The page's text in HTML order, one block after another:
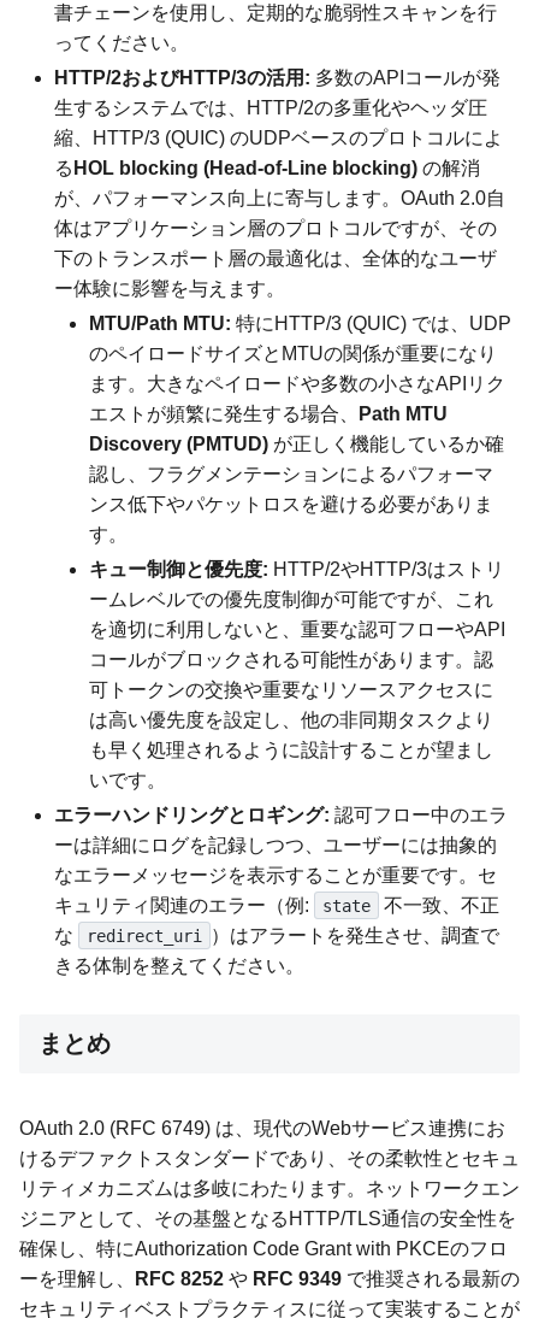
書チェーンを使用し、定期的な脆弱性スキャンを行
ってください。
HTTP/2およびHTTP/3の活用: 多数のAPIコールが発
生するシステムでは、HTTP/2の多重化やヘッダ圧
縮、HTTP/3 (QUIC) のUDPベースのプロトコルによ
る HOL blocking (Head-of-Line blocking) の解消
が、パフォーマンス向上に寄与します。OAuth 2.0自
体はアプリケーション層のプロトコルですが、その
下のトランスポート層の最適化は、全体的なユーザ
ー体験に影響を与えます。
MTU/Path MTU: 特にHTTP/3 (QUIC) では、UDP
のペイロードサイズとMTUの関係が重要になり
ます。大きなペイロードや多数の小さなAPIリク
エストが頻繁に発生する場合、
Path MTU
Discovery (PMTUD) が正しく機能しているか確
認し、フラグメンテーションによるパフォーマ
ンス低下やパケットロスを避ける必要がありま
す。
キュー制御と優先度: HTTP/2やHTTP/3はストリ
ームレベルでの優先度制御が可能ですが、これ
を適切に利用しないと、重要な認可フローやAPI
コールがブロックされる可能性があります。認
可トークンの交換や重要なリソースアクセスに
は高い優先度を設定し、他の非同期タスクより
も早く処理されるように設計することが望まし
いです。
エラーハンドリングとロギング: 認可フロー中のエラ
ーは詳細にログを記録しつつ、ユーザーには抽象的
なエラーメッセージを表示することが重要です。セ
キュリティ関連のエラー（例:
state
不一致、不正
な
redirect_uri
）はアラートを発生させ、調査で
きる体制を整えてください。
まとめ
OAuth 2.0 (RFC 6749) は、現代のWebサービス連携にお
けるデファクトスタンダードであり、その柔軟性とセキュ
リティメカニズムは多岐にわたります。ネットワークエン
ジニアとして、その基盤となるHTTP/TLS通信の安全性を
確保し、特にAuthorization Code Grant with PKCEのフロ
ーを理解し、
RFC 8252 や RFC 9349 で推奨される最新の
セキュリティベストプラクティスに従って実装することが